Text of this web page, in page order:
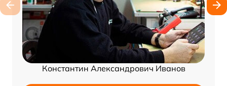
Константин Александрович Иванов